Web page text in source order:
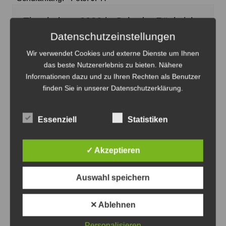
Einschulung 2026 in Sehnde: Rücksicht
nehmen
6. August 2026 0
Sehnde, Sandy Steve Choitz, setzt seine Tour in Bolzum
Datenschutzeinstellungen
Wir verwendet Cookies und externe Dienste um Ihnen
das beste Nutzererlebnis zu bieten. Nähere
Informationen dazu und zu Ihren Rechten als Benutzer
finden Sie in unserer Datenschutzerklärung.
Essenziell Statistiken
✓ Akzeptieren
Auswahl speichern
✕ Ablehnen